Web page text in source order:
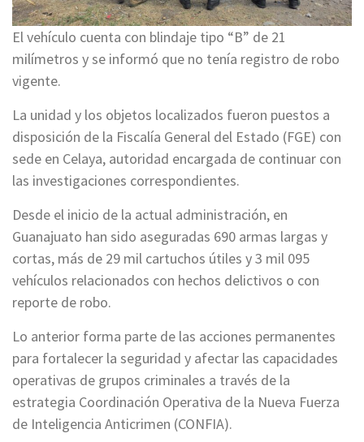
El vehículo cuenta con blindaje tipo “B” de 21
milímetros y se informó que no tenía registro de robo
vigente.
La unidad y los objetos localizados fueron puestos a
disposición de la Fiscalía General del Estado (FGE) con
sede en Celaya, autoridad encargada de continuar con
las investigaciones correspondientes.
Desde el inicio de la actual administración, en
Guanajuato han sido aseguradas 690 armas largas y
cortas, más de 29 mil cartuchos útiles y 3 mil 095
vehículos relacionados con hechos delictivos o con
reporte de robo.
Lo anterior forma parte de las acciones permanentes
para fortalecer la seguridad y afectar las capacidades
operativas de grupos criminales a través de la
estrategia Coordinación Operativa de la Nueva Fuerza
de Inteligencia Anticrimen (CONFIA).